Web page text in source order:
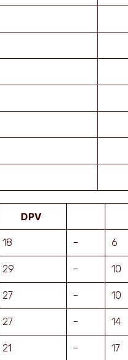
DPV
18 – 6
29 – 10
27 – 10
27 – 14
21 – 17